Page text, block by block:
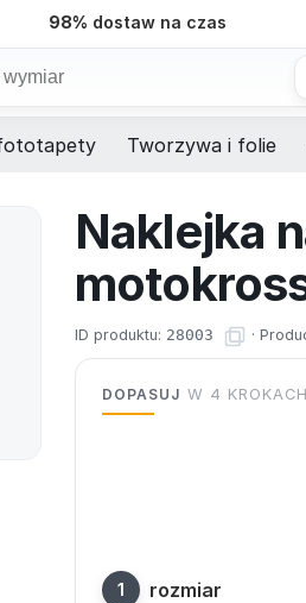
98% dostaw na czas
Tworzywa i folie
Naklejka
ID produktu: 28003 ·
DOPASUJ W 4 KROKACH
rozmiar